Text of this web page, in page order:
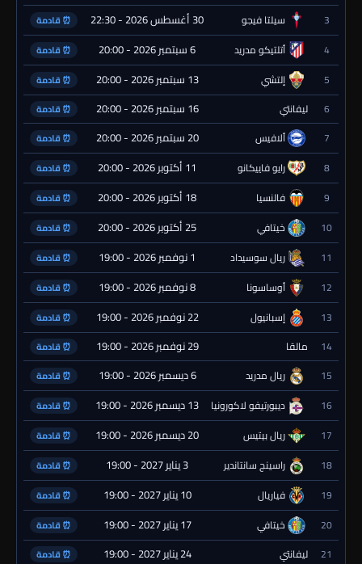
3 سيلتا فيجو 30 أغسطس 2026 - 22:30 ⏰ قادمة
4 أتلتيكو مدريد 6 سبتمبر 2026 - 20:00 ⏰ قادمة
5 إلتشي 13 سبتمبر 2026 - 20:00 ⏰ قادمة
6 ليفانتي 16 سبتمبر 2026 - 20:00 ⏰ قادمة
7 ألافيس 20 سبتمبر 2026 - 20:00 ⏰ قادمة
8 رايو فاييكانو 11 أكتوبر 2026 - 20:00 ⏰ قادمة
9 فالنسيا 18 أكتوبر 2026 - 20:00 ⏰ قادمة
10 خيتافي 25 أكتوبر 2026 - 20:00 ⏰ قادمة
11 ريال سوسيداد 1 نوفمبر 2026 - 19:00 ⏰ قادمة
12 أوساسونا 8 نوفمبر 2026 - 19:00 ⏰ قادمة
13 إسبانيول 22 نوفمبر 2026 - 19:00 ⏰ قادمة
14 مالقا 29 نوفمبر 2026 - 19:00 ⏰ قادمة
15 ريال مدريد 6 ديسمبر 2026 - 19:00 ⏰ قادمة
16 ديبورتيفو لاكورونيا 13 ديسمبر 2026 - 19:00 ⏰ قادمة
17 ريال بيتيس 20 ديسمبر 2026 - 19:00 ⏰ قادمة
18 راسينج سانتاندير 3 يناير 2027 - 19:00 ⏰ قادمة
19 فياريال 10 يناير 2027 - 19:00 ⏰ قادمة
20 خيتافي 17 يناير 2027 - 19:00 ⏰ قادمة
21 ليفانتي 24 يناير 2027 - 19:00 ⏰ قادمة